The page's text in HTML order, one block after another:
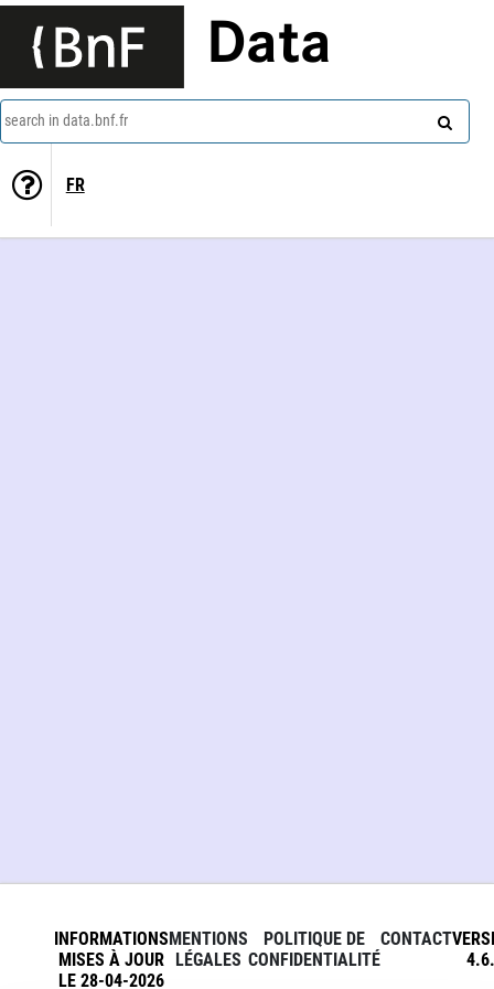
Data
search in data.bnf.fr
FR
INFORMATIONS
MISES À JOUR
LE 28-04-2026
MENTIONS
LÉGALES
POLITIQUE DE
CONFIDENTIALITÉ
CONTACT